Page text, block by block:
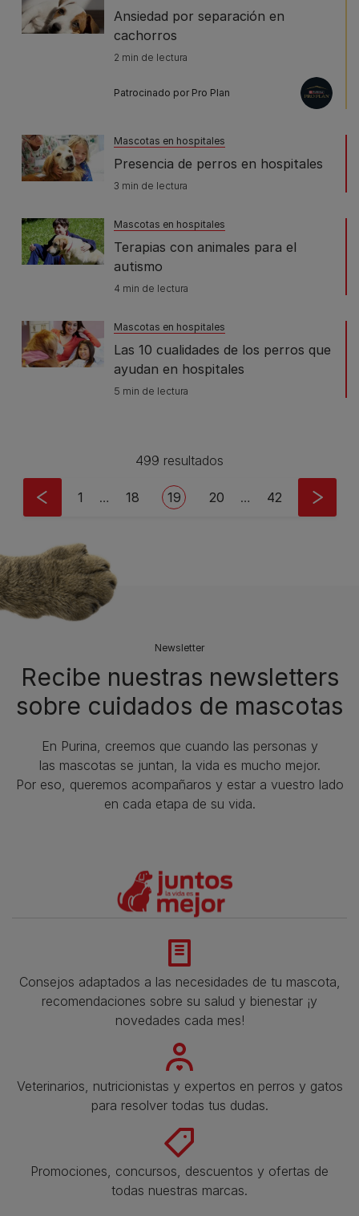
Ansiedad por separación en
cachorros
2 min de lectura
Patrocinado por Pro Plan
Mascotas en hospitales
Presencia de perros en hospitales
3 min de lectura
Mascotas en hospitales
Terapias con animales para el
autismo
4 min de lectura
Mascotas en hospitales
Las 10 cualidades de los perros que
ayudan en hospitales
5 min de lectura
499 resultados
Pagination
First page
1 … Page
18 Current page
19 Page
20 … Last page
42
Newsletter
Recibe nuestras newsletters
sobre cuidados de mascotas​
En Purina, creemos que cuando las personas y
las mascotas se juntan, la vida es mucho mejor.
Por eso, queremos acompañaros y estar a vuestro lado
en cada etapa de su vida.​
Consejos adaptados a las necesidades de tu mascota,
recomendaciones sobre su salud y bienestar ¡y
novedades cada mes!
Veterinarios, nutricionistas y expertos en perros y gatos
para resolver todas tus dudas.​
Promociones, concursos, descuentos y ofertas de
todas nuestras marcas.​